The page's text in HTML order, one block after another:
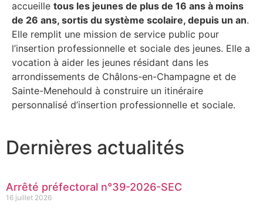
accueille tous les jeunes de plus de 16 ans à moins
de 26 ans, sortis du système scolaire, depuis un an.
Elle remplit une mission de service public pour
l’insertion professionnelle et sociale des jeunes. Elle a
vocation à aider les jeunes résidant dans les
arrondissements de Châlons-en-Champagne et de
Sainte-Menehould à construire un itinéraire
personnalisé d’insertion professionnelle et sociale.
Dernières actualités
Arrêté préfectoral n°39-2026-SEC
16 juillet 2026